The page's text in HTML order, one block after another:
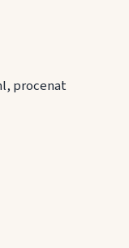
procenat